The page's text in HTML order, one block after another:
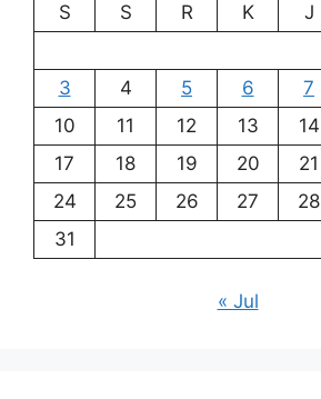
S
S R K J
3
4 5 6 7
10
11 12 13 14
17
18 19 20 21
24
25 26 27 28
31
« Jul